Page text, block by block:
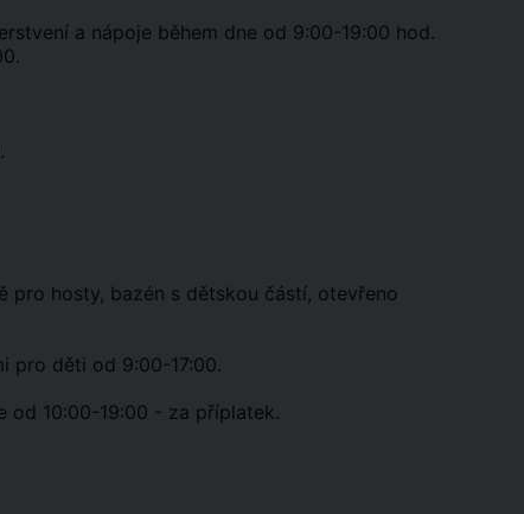
a nápoje během dne od 9:00-19:00 hod.
pro hosty, bazén s dětskou částí, otevřeno
pro děti od 9:00-17:00.
od 10:00-19:00 - za příplatek.